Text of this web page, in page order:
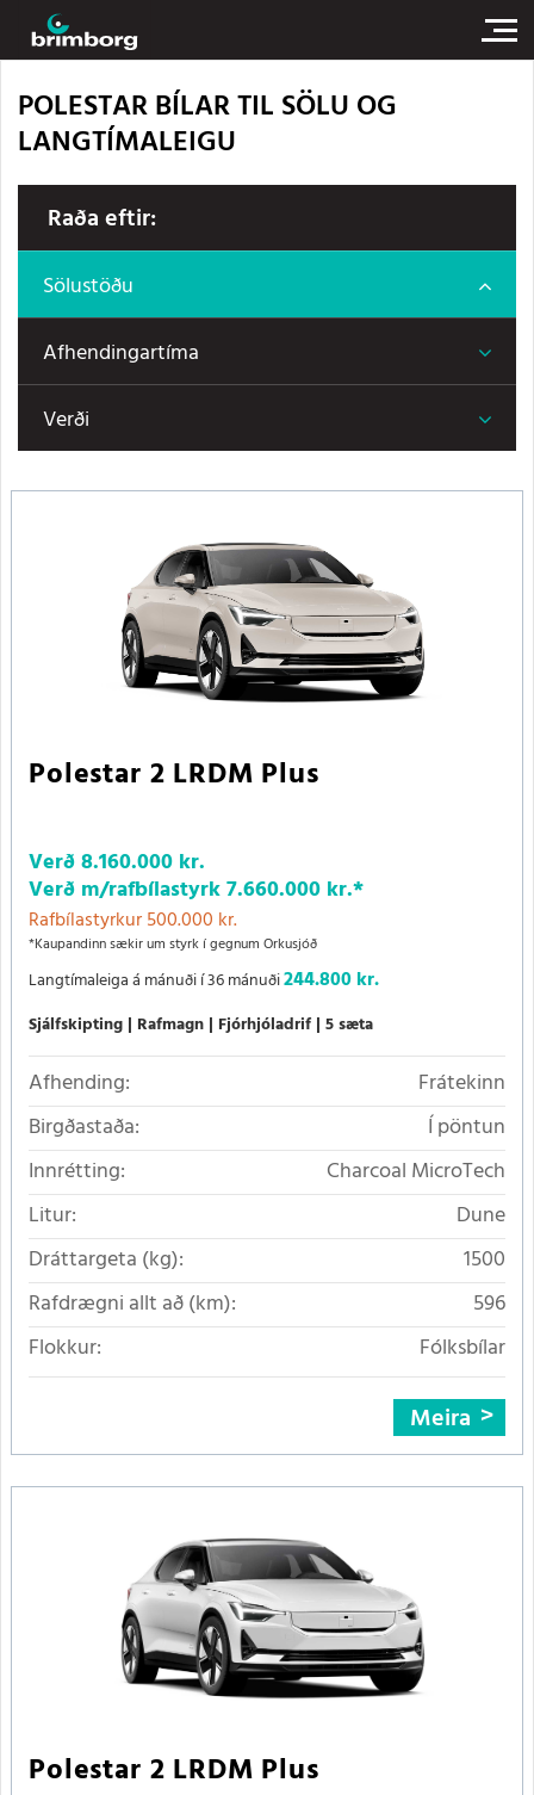
POLESTAR BÍLAR TIL SÖLU OG
LANGTÍMALEIGU
Raða eftir:
Sölustöðu
Afhendingartíma
Verði
Polestar 2 LRDM Plus
Verð8.160.000 kr.
Verð m/rafbílastyrk7.660.000 kr.*
Rafbílastyrkur 500.000 kr.
*Kaupandinn sækir um styrk í gegnum Orkusjóð
Langtímaleiga á mánuði í 36 mánuði244.800 kr.
Sjálfskipting Rafmagn Fjórhjóladrif 5 sæta
Afhending:
Frátekinn
Birgðastaða:
Í pöntun
Innrétting:
Charcoal MicroTech
Litur:
Dune
Dráttargeta (kg):
1500
Rafdrægni allt að (km):
596
Flokkur:
Fólksbílar
Meira
Polestar 2 LRDM Plus